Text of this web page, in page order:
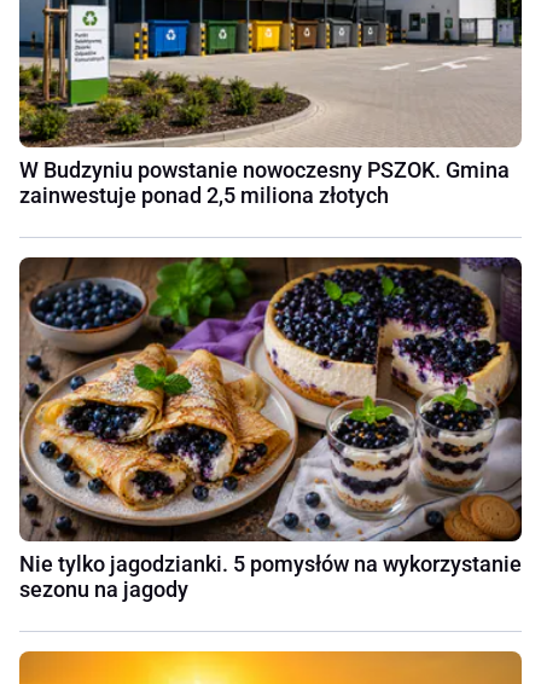
W Budzyniu powstanie nowoczesny PSZOK. Gmina
zainwestuje ponad 2,5 miliona złotych
Nie tylko jagodzianki. 5 pomysłów na wykorzystanie
sezonu na jagody